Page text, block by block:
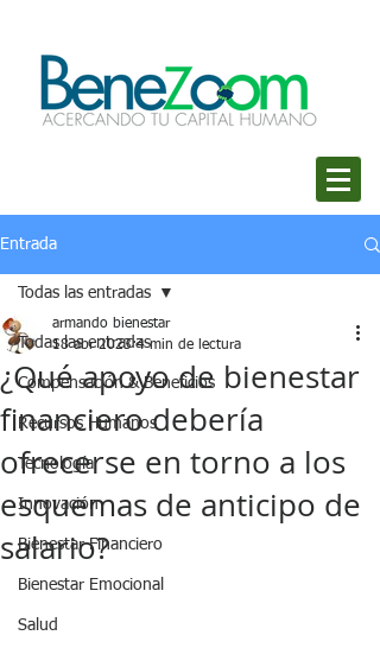
Entrada
Todas las entradas
Compensación & Beneficios
Recursos Humanos
Tecnología
Innovación
Bienestar Financiero
Bienestar Emocional
Salud
Todas las entradas
¿Qué apoyo de bienestar
financiero debería
ofrecerse en torno a los
esquemas de anticipo de
salario?
armando bienestar
18 abr 2023 4 min de lectura